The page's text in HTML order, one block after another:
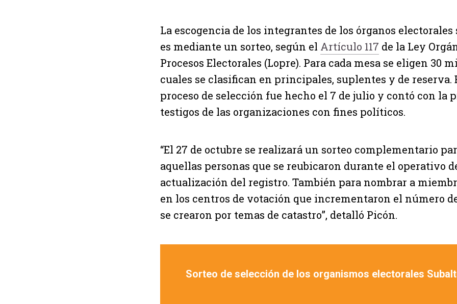
La escogencia de los integrantes de los órganos
es mediante un sorteo, según el Artículo 117 de la Ley
Procesos Electorales (Lopre). Para cada mesa se eligen 30
cuales se clasifican en principales, suplentes y de reserva.
proceso de selección fue hecho el 7 de julio y contó con la
testigos de las organizaciones con fines políticos.
“El 27 de octubre se realizará un sorteo complementario
aquellas personas que se reubicaron durante el operativo
actualización del registro. También para nombrar a
en los centros de votación que incrementaron el número
se crearon por temas de catastro”, detalló Picón.
Sorteo de selección de los organismos electorales